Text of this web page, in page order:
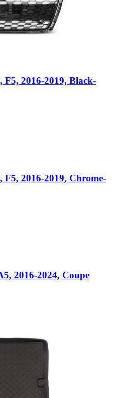
F5, 2016-2019, Black-
2016-2019, Chrome-
2016-2024, Coupe